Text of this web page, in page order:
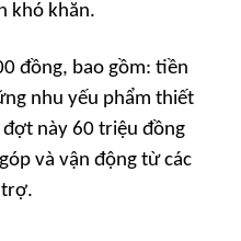
khó khăn.
đồng, bao gồm: tiền
nhu yếu phẩm thiết
này 60 triệu đồng
và vận động từ các
trợ.